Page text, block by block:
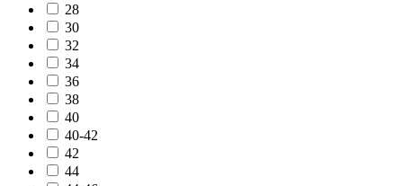
28
30
32
34
36
38
40
40-42
42
44